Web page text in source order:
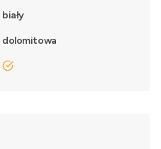
biały
dolomitowa
tak